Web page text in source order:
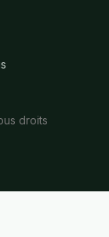
droits